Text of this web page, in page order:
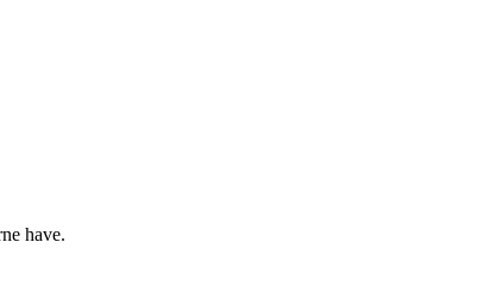
have.